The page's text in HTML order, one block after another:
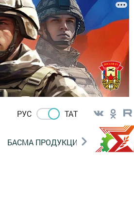
РУС ТАТ
БАСМА ПРОДУКЦИЯ САТУ